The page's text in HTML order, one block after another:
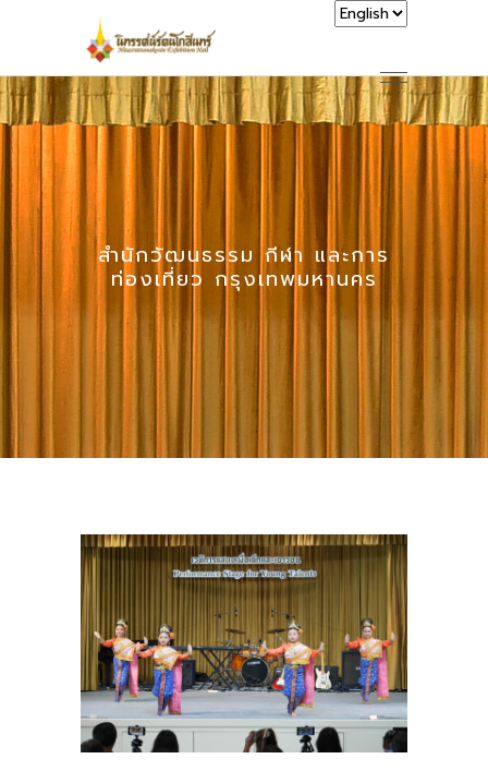
สำนักวัฒนธรรม กีฬา และการ
ท่องเที่ยว กรุงเทพมหานคร